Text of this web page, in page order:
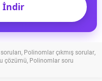
İndir
, Polinomlar çıkmış sorular,
çözümü, Polinomlar soru